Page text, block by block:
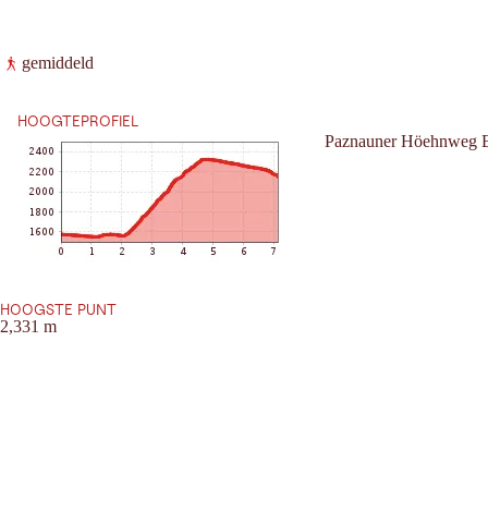
Vereisten:
gemiddeld
OpenStreetMap contributors 2026
HOOGTEPROFIEL
Paznauner Höehnweg
HOOGSTE PUNT
2,331 m